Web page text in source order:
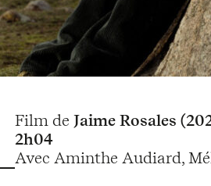
Film de Jaime Rosales
2h04
Avec Aminthe Audiard,